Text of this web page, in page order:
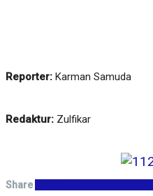
Reporter: Karman Samuda
Redaktur: Zulfikar
Share